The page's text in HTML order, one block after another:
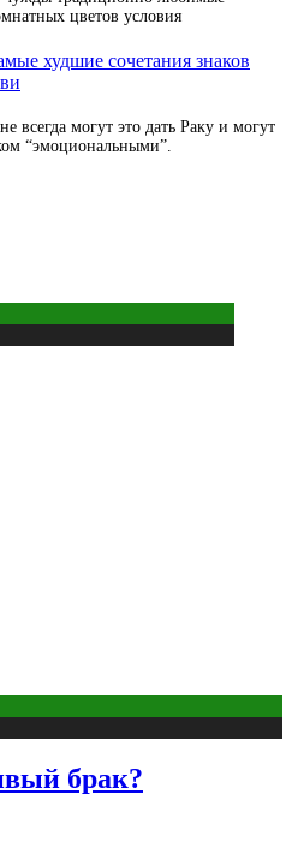
цветов условия
худшие сочетания знаков
всегда могут это дать Раку и могут
“эмоциональными”.
брак?